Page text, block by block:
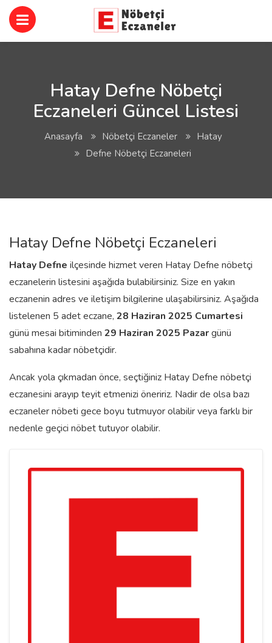
Hatay Defne Nöbetçi
Eczaneleri Güncel Listesi
Anasayfa Nöbetçi Eczaneler
Hatay
Defne Nöbetçi Eczaneleri
Hatay Defne Nöbetçi Eczaneleri
Hatay Defne ilçesinde hizmet veren Hatay Defne nöbetçi
eczanelerin listesini aşağıda bulabilirsiniz. Size en yakın
eczanenin adres ve iletişim bilgilerine ulaşabilirsiniz. Aşağıda
listelenen 5 adet eczane, 28 Haziran 2025 Cumartesi
günü mesai bitiminden 29 Haziran 2025 Pazargünü
sabahına kadar nöbetçidir.
Ancak yola çıkmadan önce, seçtiğiniz Hatay Defne nöbetçi
eczanesini arayıp teyit etmenizi öneririz. Nadir de olsa bazı
eczaneler nöbeti gece boyu tutmuyor olabilir veya farklı bir
nedenle geçici nöbet tutuyor olabilir.